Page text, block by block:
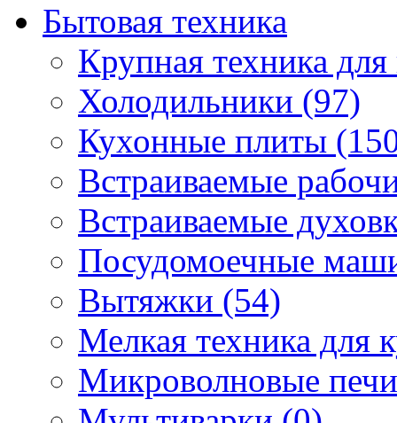
Бытовая техника
Крупная техника
Холодильники (97)
Кухонные плиты
Встраиваемые
Встраиваемые
Посудомоечные
Вытяжки (54)
Мелкая техника для
Микроволновые